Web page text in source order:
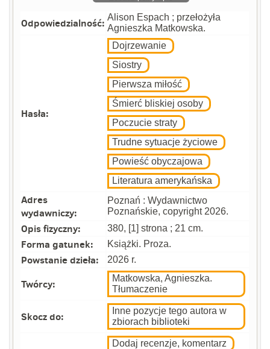
Odpowiedzialność: Alison Espach ; przełożyła
Agnieszka Matkowska.
Hasła:
Dojrzewanie
Siostry
Pierwsza miłość
Śmierć bliskiej osoby
Poczucie straty
Trudne sytuacje życiowe
Powieść obyczajowa
Literatura amerykańska
Adres
wydawniczy:
Poznań : Wydawnictwo
Poznańskie, copyright 2026.
Opis fizyczny: 380, [1] strona ; 21 cm.
Forma gatunek: Książki. Proza.
Powstanie dzieła: 2026 r.
Twórcy:
Matkowska, Agnieszka.
Tłumaczenie
Skocz do:
Inne pozycje tego autora w
zbiorach biblioteki
Dodaj recenzje, komentarz